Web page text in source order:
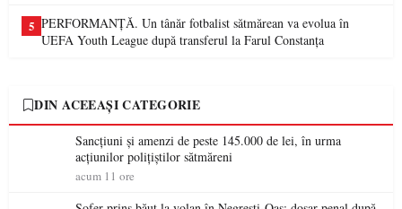
5 PERFORMANȚĂ. Un tânăr fotbalist sătmărean va evolua în
UEFA Youth League după transferul la Farul Constanța
DIN ACEEAȘI CATEGORIE
Sancțiuni și amenzi de peste 145.000 de lei, în urma
acțiunilor polițiștilor sătmăreni
acum 11 ore